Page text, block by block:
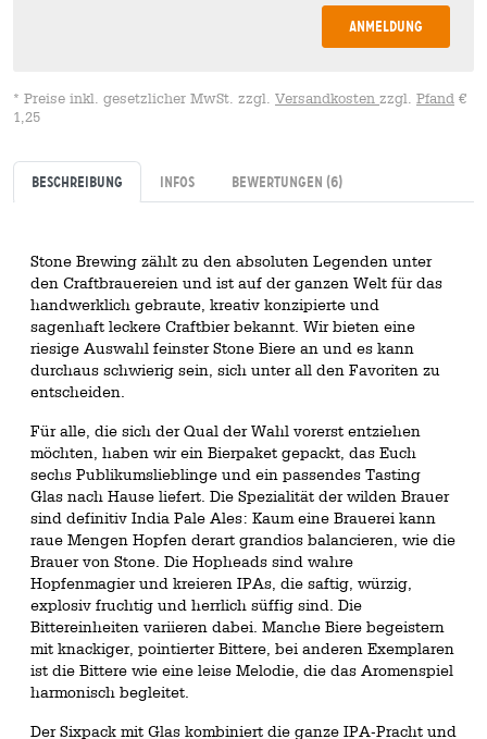
Anmeldung
* Preise inkl. gesetzlicher MwSt. zzgl. Versandkosten zzgl. Pfand €
1,25
Beschreibung Infos Bewertungen (6)
Stone Brewing zählt zu den absoluten Legenden unter
den Craftbrauereien und ist auf der ganzen Welt für das
handwerklich gebraute, kreativ konzipierte und
sagenhaft leckere Craftbier bekannt. Wir bieten eine
riesige Auswahl feinster Stone Biere an und es kann
durchaus schwierig sein, sich unter all den Favoriten zu
entscheiden.
Für alle, die sich der Qual der Wahl vorerst entziehen
möchten, haben wir ein Bierpaket gepackt, das Euch
sechs Publikumslieblinge und ein passendes Tasting
Glas nach Hause liefert. Die Spezialität der wilden Brauer
sind definitiv India Pale Ales: Kaum eine Brauerei kann
raue Mengen Hopfen derart grandios balancieren, wie die
Brauer von Stone. Die Hopheads sind wahre
Hopfenmagier und kreieren IPAs, die saftig, würzig,
explosiv fruchtig und herrlich süffig sind. Die
Bittereinheiten variieren dabei. Manche Biere begeistern
mit knackiger, pointierter Bittere, bei anderen Exemplaren
ist die Bittere wie eine leise Melodie, die das Aromenspiel
harmonisch begleitet.
Der Sixpack mit Glas kombiniert die ganze IPA-Pracht und